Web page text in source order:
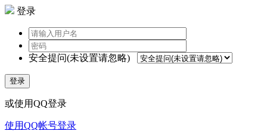
登录
安全提问(未设置请忽略)
登录
或使用QQ登录
使用QQ帐号登录